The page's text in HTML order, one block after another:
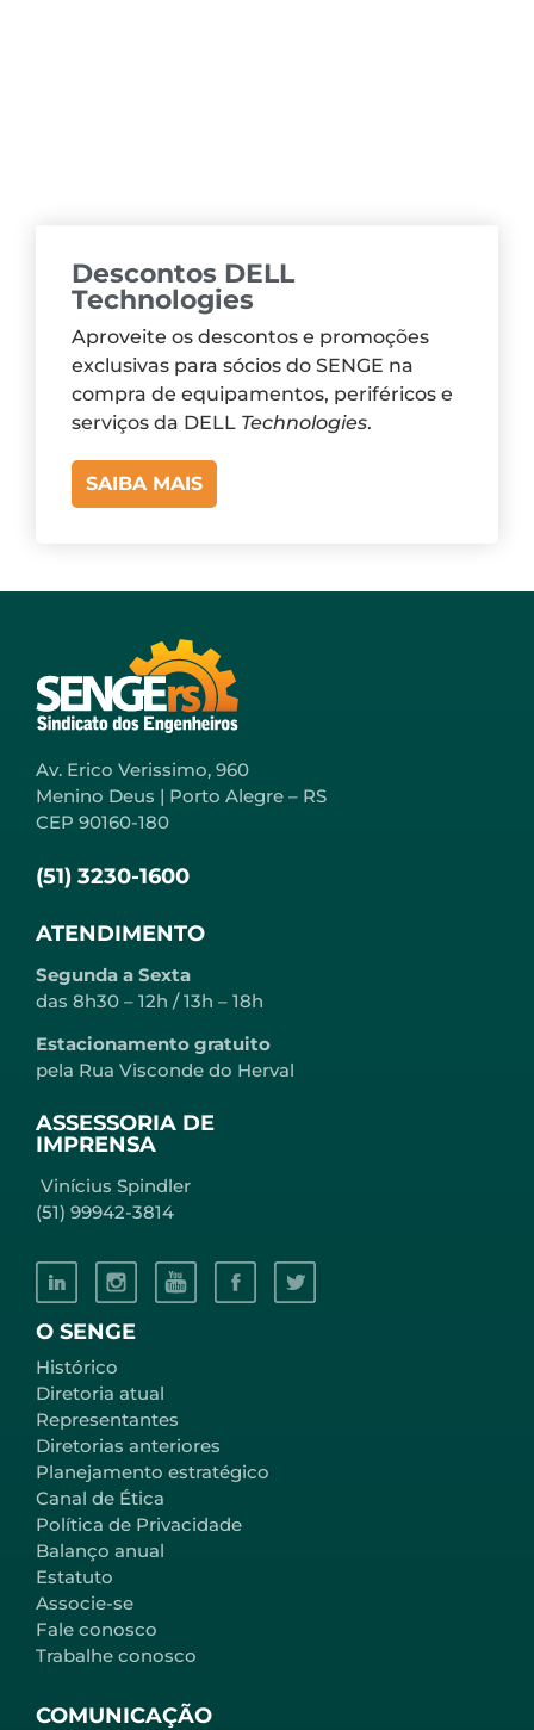
Descontos DELL
Technologies
Aproveite os descontos e promoções
exclusivas para sócios do SENGE na
compra de equipamentos, periféricos e
serviços da DELL Technologies.
SAIBA MAIS
O SENGE
Histórico
Diretoria atual
Representantes
Diretorias anteriores
Planejamento estratégico
Canal de Ética
Política de Privacidade
Balanço anual
Estatuto
Associe-se
Fale conosco
Trabalhe conosco
COMUNICAÇÃO
Av. Erico Verissimo, 960
Menino Deus | Porto Alegre – RS
CEP 90160-180
(51) 3230-1600
ATENDIMENTO
Segunda a Sexta
das 8h30 – 12h / 13h – 18h
Estacionamento gratuito
pela Rua Visconde do Herval
ASSESSORIA DE
IMPRENSA
Vinícius Spindler
(51) 99942-3814